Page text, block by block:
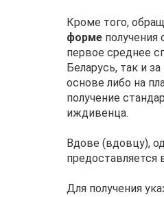
Кроме того,
форме получения
первое среднее
Беларусь, так и
основе либо на
получение
иждивенца.
Вдове (вдовцу),
предоставляется
Для получения